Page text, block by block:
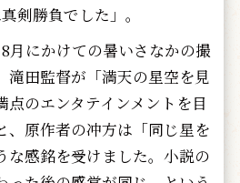
剣勝負でした」。
月にかけての暑いさなかの撮
滝田監督が「満天の星空を見
のエンタテインメントを目
、原作者の冲方は「同じ星を
な感銘を受けました。小説の